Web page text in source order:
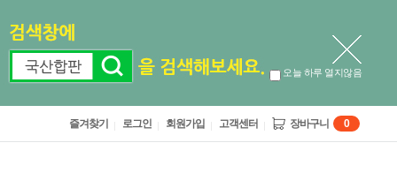
오늘 하루 열지않음
즐겨찾기 로그인 회원가입 고객센터 장바구니 0